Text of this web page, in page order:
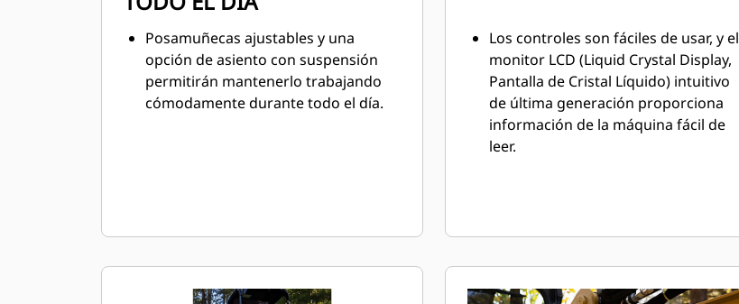
Posamuñecas ajustables y una
opción de asiento con suspensión
permitirán mantenerlo trabajando
cómodamente durante todo el día.
Los controles son fáciles de usar, y el
monitor LCD (Liquid Crystal Display,
Pantalla de Cristal Líquido) intuitivo
de última generación proporciona
información de la máquina fácil de
leer.